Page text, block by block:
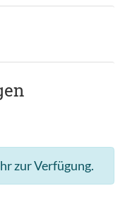
zur Verfügung.